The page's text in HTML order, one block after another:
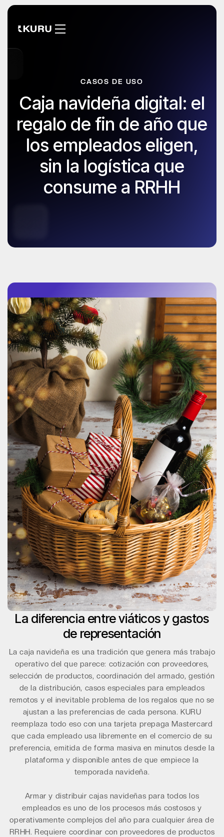
CASOS DE USO
Caja navideña digital: el
regalo de fin de año que
los empleados eligen,
sin la logística que
consume a RRHH
La diferencia entre viáticos y gastos
de representación
La caja navideña es una tradición que genera más trabajo
operativo del que parece: cotización con proveedores,
selección de productos, coordinación del armado, gestión
de la distribución, casos especiales para empleados
remotos y el inevitable problema de los regalos que no se
ajustan a las preferencias de cada persona. KURU
reemplaza todo eso con una tarjeta prepaga Mastercard
que cada empleado usa libremente en el comercio de su
preferencia, emitida de forma masiva en minutos desde la
plataforma y disponible antes de que empiece la
temporada navideña.
Armar y distribuir cajas navideñas para todos los
empleados es uno de los procesos más costosos y
operativamente complejos del año para cualquier área de
RRHH. Requiere coordinar con proveedores de productos